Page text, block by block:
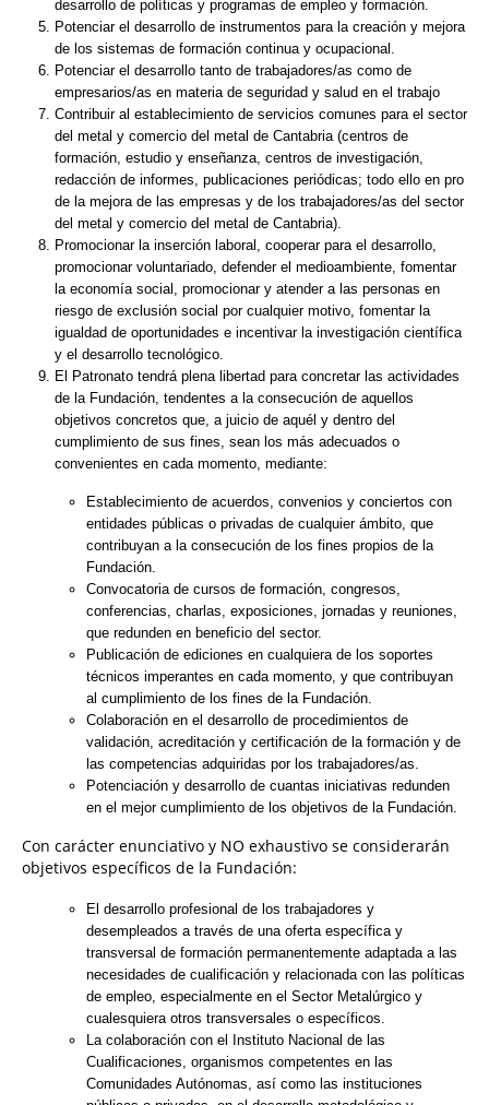
desarrollo de políticas y programas de empleo y formación.
Potenciar el desarrollo de instrumentos para la creación y mejora
de los sistemas de formación continua y ocupacional.
Potenciar el desarrollo tanto de trabajadores/as como de
empresarios/as en materia de seguridad y salud en el trabajo
Contribuir al establecimiento de servicios comunes para el sector
del metal y comercio del metal de Cantabria (centros de
formación, estudio y enseñanza, centros de investigación,
redacción de informes, publicaciones periódicas; todo ello en pro
de la mejora de las empresas y de los trabajadores/as del sector
del metal y comercio del metal de Cantabria).
Promocionar la inserción laboral, cooperar para el desarrollo,
promocionar voluntariado, defender el medioambiente, fomentar
la economía social, promocionar y atender a las personas en
riesgo de exclusión social por cualquier motivo, fomentar la
igualdad de oportunidades e incentivar la investigación científica
y el desarrollo tecnológico.
El Patronato tendrá plena libertad para concretar las actividades
de la Fundación, tendentes a la consecución de aquellos
objetivos concretos que, a juicio de aquél y dentro del
cumplimiento de sus fines, sean los más adecuados o
convenientes en cada momento, mediante:
Establecimiento de acuerdos, convenios y conciertos con
entidades públicas o privadas de cualquier ámbito, que
contribuyan a la consecución de los fines propios de la
Fundación.
Convocatoria de cursos de formación, congresos,
conferencias, charlas, exposiciones, jornadas y reuniones,
que redunden en beneficio del sector.
Publicación de ediciones en cualquiera de los soportes
técnicos imperantes en cada momento, y que contribuyan
al cumplimiento de los fines de la Fundación.
Colaboración en el desarrollo de procedimientos de
validación, acreditación y certificación de la formación y de
las competencias adquiridas por los trabajadores/as.
Potenciación y desarrollo de cuantas iniciativas redunden
en el mejor cumplimiento de los objetivos de la Fundación.
Con carácter enunciativo y NO exhaustivo se considerarán
objetivos específicos de la Fundación:
El desarrollo profesional de los trabajadores y
desempleados a través de una oferta específica y
transversal de formación permanentemente adaptada a las
necesidades de cualificación y relacionada con las políticas
de empleo, especialmente en el Sector Metalúrgico y
cualesquiera otros transversales o específicos.
La colaboración con el Instituto Nacional de las
Cualificaciones, organismos competentes en las
Comunidades Autónomas, así como las instituciones